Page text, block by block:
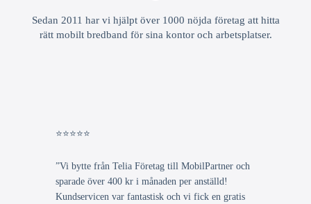
Sedan 2011 har vi hjälpt över 1000 nöjda företag att hitta
rätt mobilt bredband för sina kontor och arbetsplatser.
⭐⭐⭐⭐⭐
”Vi bytte från Telia Företag till MobilPartner och
sparade över 400 kr i månaden per anställd!
Kundservicen var fantastisk och vi fick en gratis